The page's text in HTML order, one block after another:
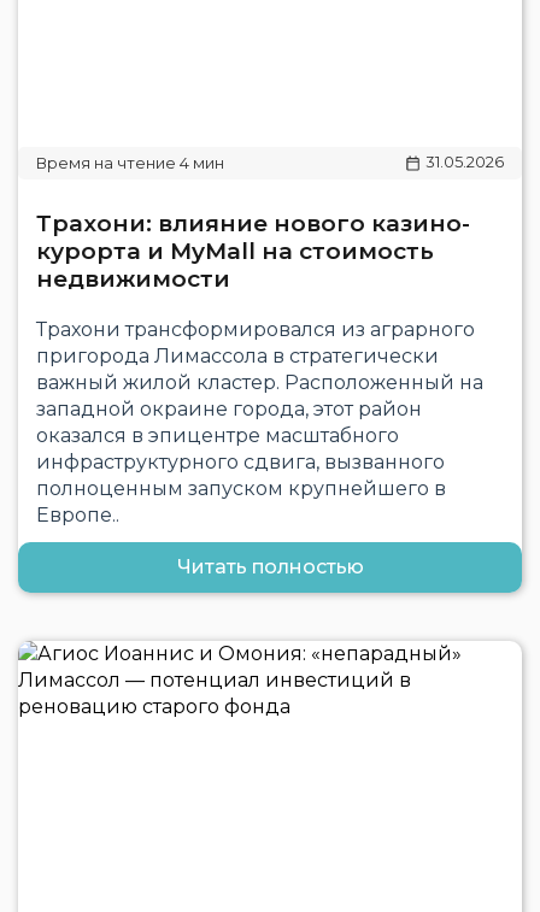
31.05.2026
Трахони: влияние нового казино-
курорта и MyMall на стоимость
недвижимости
Трахони трансформировался из аграрного
пригорода Лимассола в стратегически
важный жилой кластер. Расположенный на
западной окраине города, этот район
оказался в эпицентре масштабного
инфраструктурного сдвига, вызванного
полноценным запуском крупнейшего в
Европе..
Читать полностью